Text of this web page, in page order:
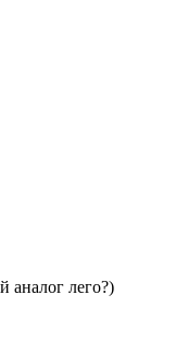
лего?)